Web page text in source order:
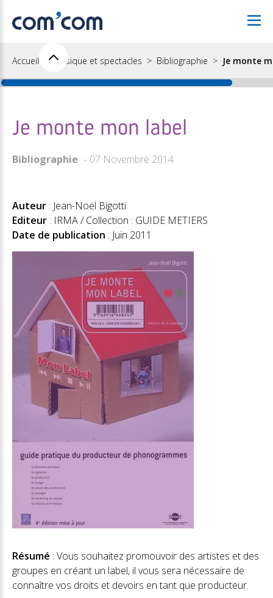
Accueil Musique et spectacles Bibliographie Je monte
Je monte mon label
Bibliographie 07 Novembre 2014
Auteur : Jean-Noël Bigotti
Editeur : IRMA / Collection : GUIDE METIERS
Date de publication : Juin 2011
Résumé : Vous souhaitez promouvoir des artistes et des
groupes en créant un label, il vous sera nécessaire de
connaître vos droits et devoirs en tant que producteur.